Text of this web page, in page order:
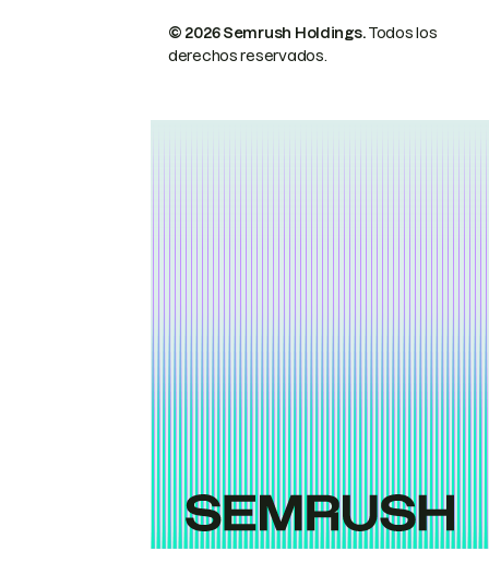
© 2026 Semrush Holdings.Todos los
derechos reservados.